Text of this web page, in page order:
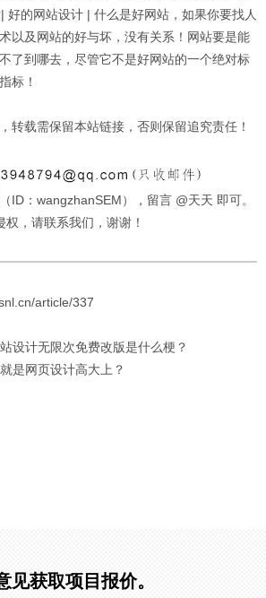
的网站设计 | 什么是好网站，如果你要找人
以及网站的好与坏，没有关系！网站要是能
了到哪去，尽管它不是好网站的一个绝对标
标！
转载需保留本站链接，否则保留追究责任！
ID：wangzhanSEM），留言 @天天 即可。
，请联系我们，谢谢！
article/337
设计无限次免费改版是什么梗？
是网页设计高大上？
见获取项目报价。